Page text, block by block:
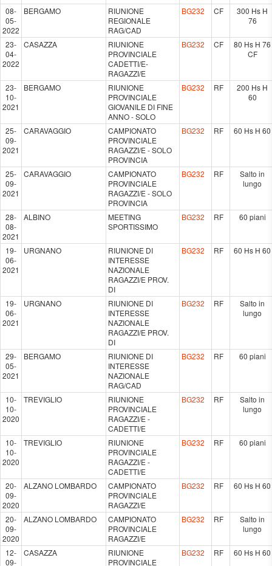
08-
05-
2022
BERGAMO
RIUNIONE
REGIONALE
RAG/CAD
BG232 CF
300 Hs H
76
23-
04-
2022
CASAZZA
RIUNIONE
PROVINCIALE
CADETTI/E-
RAGAZZI/E
BG232 CF
80 Hs H 76
CF
23-
10-
2021
BERGAMO
RIUNIONE
PROVINCIALE
GIOVANILE DI FINE
ANNO - SOLO
BG232 RF
200 Hs H
60
25-
09-
2021
CARAVAGGIO
CAMPIONATO
PROVINCIALE
RAGAZZI/E - SOLO
PROVINCIA
BG232 RF 60 Hs H 60
25-
09-
2021
CARAVAGGIO
CAMPIONATO
PROVINCIALE
RAGAZZI/E - SOLO
PROVINCIA
BG232 RF
Salto in
lungo
28-
08-
2021
ALBINO
MEETING
SPORTISSIMO
BG232 RF 60 piani
19-
06-
2021
URGNANO
RIUNIONE DI
INTERESSE
NAZIONALE
RAGAZZI/E PROV.
DI
BG232 RF 60 Hs H 60
19-
06-
2021
URGNANO
RIUNIONE DI
INTERESSE
NAZIONALE
RAGAZZI/E PROV.
DI
BG232 RF
Salto in
lungo
29-
05-
2021
BERGAMO
RIUNIONE DI
INTERESSE
NAZIONALE
RAG/CAD
BG232 RF 60 piani
10-
10-
2020
TREVIGLIO
RIUNIONE
PROVINCIALE
RAGAZZI/E -
CADETTI/E
BG232 RF
Salto in
lungo
10-
10-
2020
TREVIGLIO
RIUNIONE
PROVINCIALE
RAGAZZI/E -
CADETTI/E
BG232 RF 60 piani
20-
09-
2020
ALZANO LOMBARDO
CAMPIONATO
PROVINCIALE
RAGAZZI/E
BG232 RF 60 Hs H 60
20-
09-
2020
ALZANO LOMBARDO
CAMPIONATO
PROVINCIALE
RAGAZZI/E
BG232 RF
Salto in
lungo
12-
09-
CASAZZA
RIUNIONE
PROVINCIALE
BG232 RF 60 Hs H 60